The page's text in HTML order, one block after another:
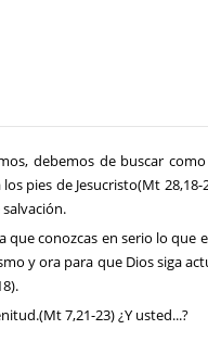
debemos de buscar
pies de Jesucristo(Mt 28,18-
conozcas en serio lo que
y ora para que Dios siga
7,21-23) ¿Y usted...?